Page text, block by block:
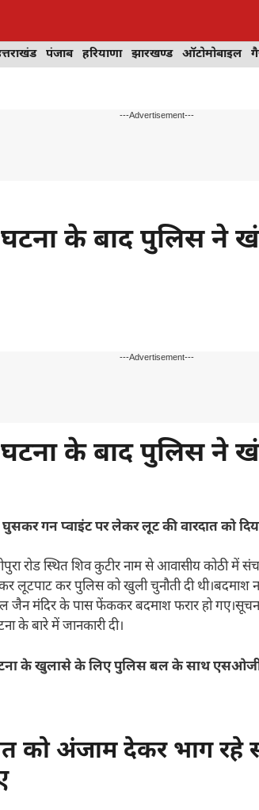
पंजाब हरियाणा झारखण्ड ऑटोमोबाइल
---Advertisement---
के बाद पुलिस ने
---Advertisement---
के बाद पुलिस ने
गन प्वाइंट पर लेकर लूट की वारदात को
रोड स्थित शिव कुटीर नाम से आवासीय कोठी में
लूटपाट कर पुलिस को खुली चुनौती दी
जैन मंदिर के पास फेंककर बदमाश फरार हो
के बारे में जानकारी दी।
के खुलासे के लिए पुलिस बल के साथ एसओजी
को अंजाम देकर भाग रहे